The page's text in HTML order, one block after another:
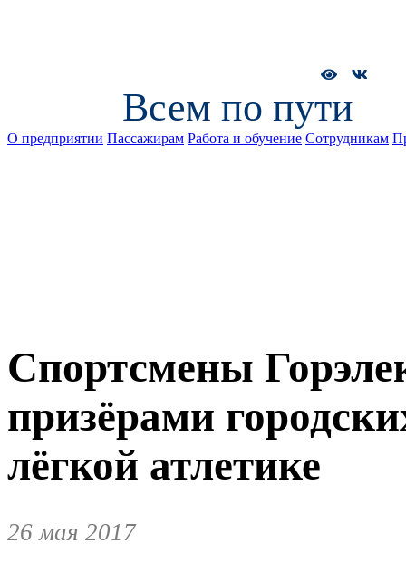
Всем по пути
О предприятии Пассажирам Работа и обучение Сотрудникам
Спортсмены
призёрами
лёгкой атлетике
26 мая 2017